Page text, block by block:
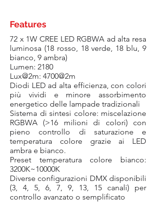
Features
72 x 1W CREE LED RGBWA ad alta resa
luminosa (18 rosso, 18 verde, 18 blu, 9
bianco, 9 ambra)
Lumen: 2180
Lux@2m: 4700@2m
Diodi LED ad alta efficienza, con colori
più vividi e minore assorbimento
energetico delle lampade tradizionali
Sistema di sintesi colore: miscelazione
RGBWA (>16 milioni di colori) con
pieno controllo di saturazione e
temperatura colore grazie ai LED
ambra e bianco.
Preset temperatura colore bianco:
3200K~10000K
Diverse configurazioni DMX disponibili
(3, 4, 5, 6, 7, 9, 13, 15 canali) per
controllo avanzato o semplificato